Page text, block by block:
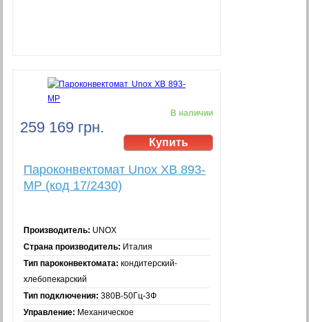
259 169 грн.
В наличии
Пароконвектомат Unox XB 893-
MP (код 17/2430)
Производитель: UNOX
Страна производитель: Италия
Тип пароконвектомата: кондитерский-
хлебопекарский
Тип подключения: 380В-50Гц-3Ф
Управление: Механическое